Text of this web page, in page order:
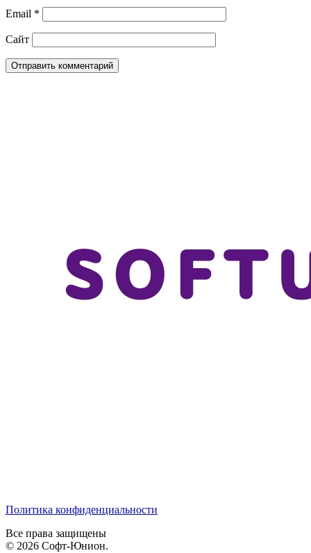
Email *
Сайт
Политика конфиденциальности
Все права защищены
© 2026 Софт-Юнион.